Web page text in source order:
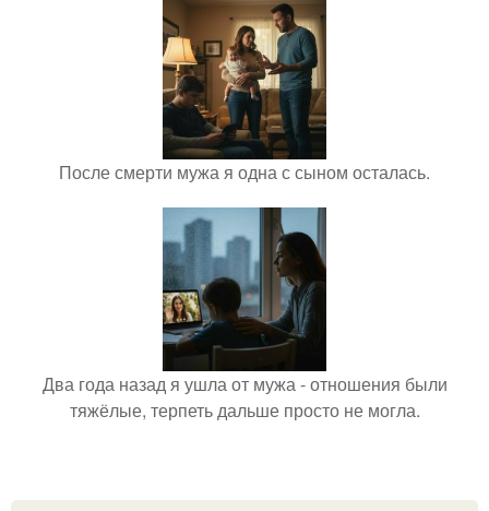
После смерти мужа я одна с сыном осталась.
Два года назад я ушла от мужа - отношения были
тяжёлые, терпеть дальше просто не могла.